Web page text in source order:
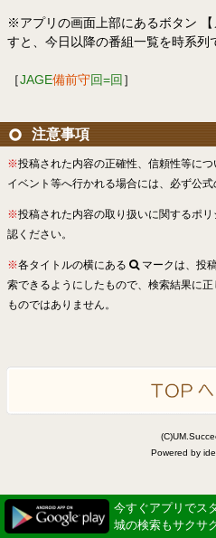
※アプリの画面上部にあるボタン
すと、今日以降の番組一覧を時系列
［JAGE備前守回=回 ］
注意事項
※投稿された内容の正確性、信頼性等に
イベント等へ行かれる場合には、必ず公
※投稿された内容の取り扱いに関するポ
認ください。
※各タイトルの横にある
マークは、投
索できるようにしたもので、検索結果に
ものではありません。
Powered by
今すぐアプリでス
城の検索もサクサ